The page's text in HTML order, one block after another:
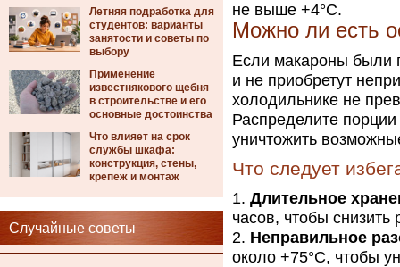
Летняя подработка для
студентов: варианты
занятости и советы по
выбору
Применение
известнякового щебня
в строительстве и его
основные достоинства
Что влияет на срок
службы шкафа:
конструкция, стены,
крепеж и монтаж
Случайные советы
не выше +4°C.
Можно ли есть
Если макароны были
и не приобретут
холодильнике не
Распределите
уничтожить
Что следует
Длительное
часов, чтобы
Неправильное
около +75°C, чтобы